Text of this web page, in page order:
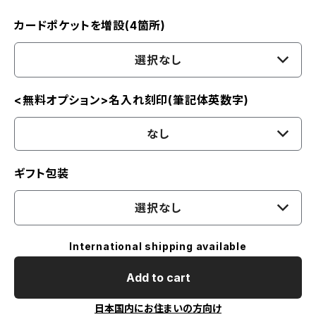
カードポケットを増設(4箇所)
選択なし
<無料オプション>名入れ刻印(筆記体英数字)
なし
ギフト包装
選択なし
International shipping available
Add to cart
日本国内にお住まいの方向け